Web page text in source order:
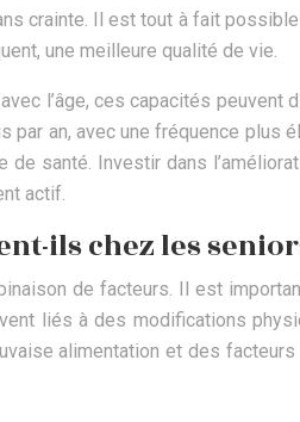
crainte. Il est tout à fait
une meilleure qualité de vie.
l’âge, ces capacités peuvent
an, avec une fréquence plus
santé. Investir dans
actif.
ils chez les
de facteurs. Il est
liés à des modifications
alimentation et des